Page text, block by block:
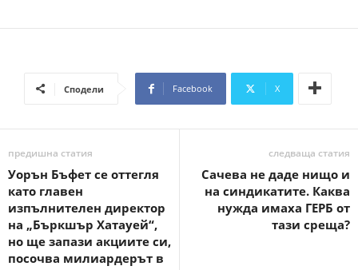
Сподели Facebook X
предишна статия
Уорън Бъфет се оттегля
като главен
изпълнителен директор
на „Бъркшър Хатауей“,
но ще запази акциите си,
посочва милиардерът в
следваща статия
Сачева не даде нищо и
на синдикатите. Каква
нужда имаха ГЕРБ от
тази среща?